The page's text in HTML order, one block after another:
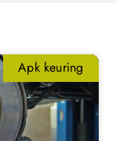
Apk keuring